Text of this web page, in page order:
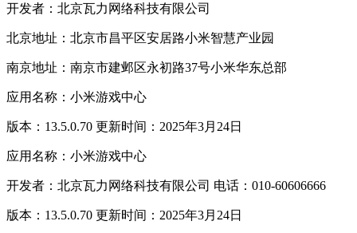
开发者：北京瓦力网络科技有限公司
北京地址：北京市昌平区安居路小米智慧产业园
南京地址：南京市建邺区永初路37号小米华东总部
应用名称：小米游戏中心
版本：13.5.0.70 更新时间：2025年3月24日
应用名称：小米游戏中心
开发者：北京瓦力网络科技有限公司 电话：010-60606666
版本：13.5.0.70 更新时间：2025年3月24日